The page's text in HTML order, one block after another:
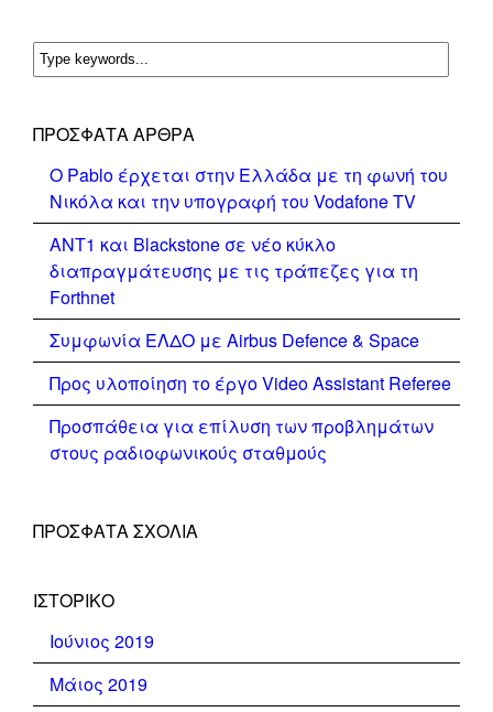
ΠΡΌΣΦΑΤΑ ΆΡΘΡΑ
Ο Pablo έρχεται στην Ελλάδα με τη φωνή του
Νικόλα και την υπογραφή του Vodafone TV
ΑΝΤ1 και Blackstone σε νέο κύκλο
διαπραγμάτευσης με τις τράπεζες για τη
Forthnet
Συμφωνία ΕΛΔΟ με Airbus Defence & Space
Προς υλοποίηση το έργο Video Assistant Referee
Προσπάθεια για επίλυση των προβλημάτων
στους ραδιοφωνικούς σταθμούς
ΠΡΌΣΦΑΤΑ ΣΧΌΛΙΑ
ΙΣΤΟΡΙΚΌ
Ιούνιος 2019
Μάιος 2019